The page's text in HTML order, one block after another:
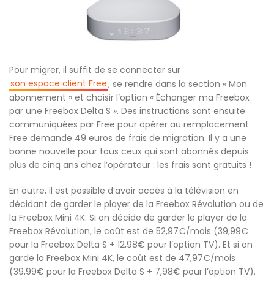
Pour migrer, il suffit de se connecter sur
son espace client Free, se rendre dans la section « Mon
abonnement » et choisir l’option « Échanger ma Freebox
par une Freebox Delta S ». Des instructions sont ensuite
communiquées par Free pour opérer au remplacement.
Free demande 49 euros de frais de migration. Il y a une
bonne nouvelle pour tous ceux qui sont abonnés depuis
plus de cinq ans chez l’opérateur : les frais sont gratuits !
En outre, il est possible d’avoir accès à la télévision en
décidant de garder le player de la Freebox Révolution ou de
la Freebox Mini 4K. Si on décide de garder le player de la
Freebox Révolution, le coût est de 52,97€/mois (39,99€
pour la Freebox Delta S + 12,98€ pour l’option TV). Et si on
garde la Freebox Mini 4K, le coût est de 47,97€/mois
(39,99€ pour la Freebox Delta S + 7,98€ pour l’option TV).